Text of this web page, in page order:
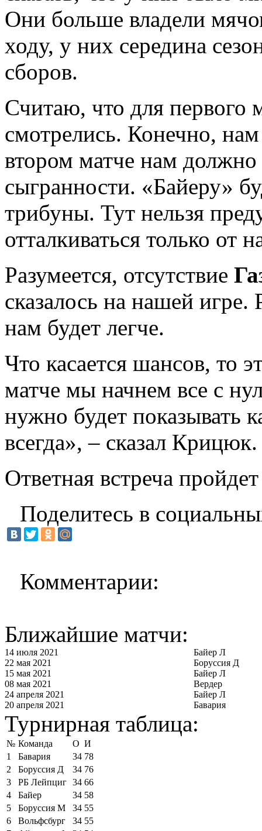
Они больше владели
ходу, у них середина
сборов.
Считаю, что для первого
смотрелись. Конечно,
втором матче нам должно
сыгранности. «Байеру»
трибуны. Тут нельзя
отталкиваться только от
Разумеется, отсутствие
сказалось на нашей игре.
нам будет легче.
Что касается шансов, то
матче мы начнем все с
нужно будет показывать
всегда», – сказал Крицюк.
Ответная встреча
Поделитесь в
Комментарии:
Ближайшие матчи:
14 июля 2021
Байер Л
22 мая 2021
Боруссия Д
15 мая 2021
Байер Л
08 мая 2021
Вердер
24 апреля 2021
Байер Л
20 апреля 2021
Бавария
Турнирная таблица:
№ Команда О И
1
Бавария 34 78
2
Боруссия Д 34 76
3
РБ Лейпциг 34 66
4
Байер 34 58
5
Боруссия М 34 55
6
Вольфсбург 34 55